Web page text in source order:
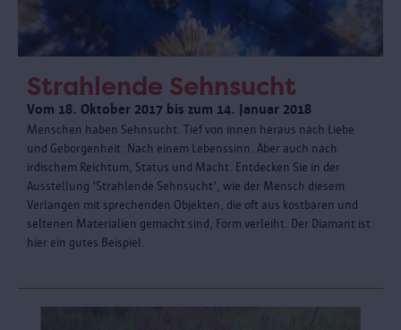
Strahlende Sehnsucht
Vom 18. Oktober 2017 bis zum 14. Januar 2018
Menschen haben Sehnsucht. Tief von innen heraus nach Liebe
und Geborgenheit. Nach einem Lebenssinn. Aber auch nach
irdischem Reichtum, Status und Macht. Entdecken Sie in der
Ausstellung 'Strahlende Sehnsucht', wie der Mensch diesem
Verlangen mit sprechenden Objekten, die oft aus kostbaren und
seltenen Materialien gemacht sind, Form verleiht. Der Diamant ist
hier ein gutes Beispiel.